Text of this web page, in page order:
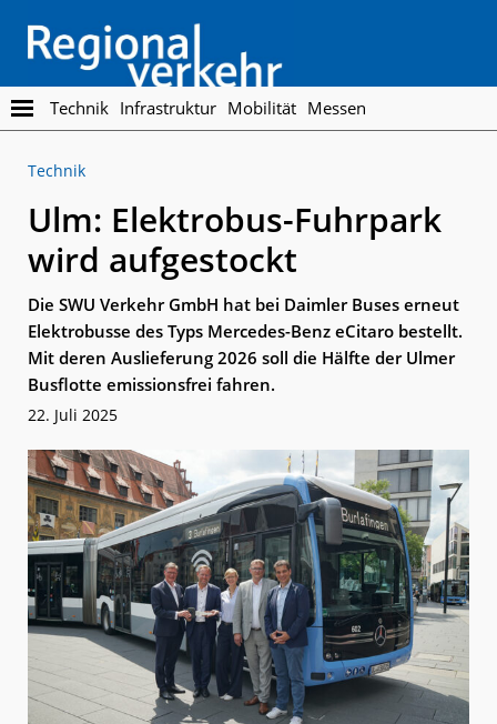
main
content
footer
Regionalverkehr
Die
Fachzeitschrift
den
Personennahverkehr
Technik Infrastruktur Mobilität Messen
Technik
Ulm: Elektrobus-Fuhrpark
wird aufgestockt
Die SWU Verkehr GmbH hat bei Daimler Buses erneut
Elektrobusse des Typs Mercedes-Benz eCitaro bestellt.
Mit deren Auslieferung 2026 soll die Hälfte der Ulmer
Busflotte emissionsfrei fahren.
22. Juli 2025